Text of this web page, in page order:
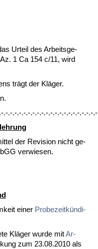
Ur­teil des Ar­beits­ge­
1 Ca 154 c/11, wird
trägt der Kläger.
.-.-.-.-.-.-.-.-.-.-.-.-.-.-.-.-.-.-.-
der Re­vi­si­on nicht ge­
ver­wie­sen.
ei­ner Pro­be­zeitkündi­
Kläger wur­de mitAr­
zum 23.08.2010 als